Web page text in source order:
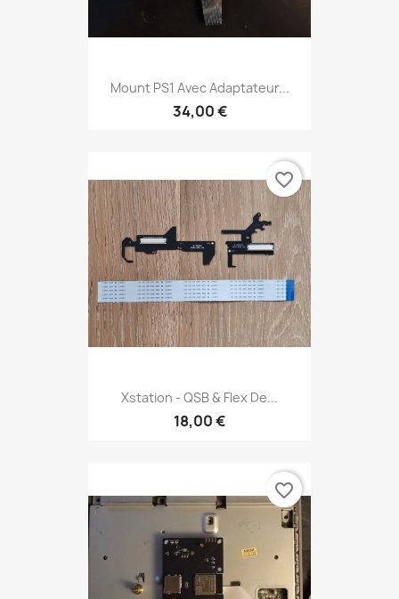
Mount PS1 Avec Adaptateur...
34,00 €
Xstation - QSB & Flex De...
18,00 €
favorite_border
favorite_border